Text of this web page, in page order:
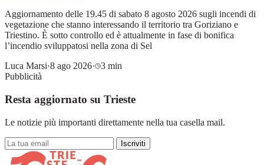
Aggiornamento delle 19.45 di sabato 8 agosto 2026 sugli incendi di
vegetazione che stanno interessando il territorio tra Goriziano e
Triestino. È sotto controllo ed è attualmente in fase di bonifica
l’incendio sviluppatosi nella zona di Sel
Luca Marsi·8 ago 2026·
3 min
Pubblicità
Resta aggiornato su Trieste
Le notizie più importanti direttamente nella tua casella mail.
Iscriviti